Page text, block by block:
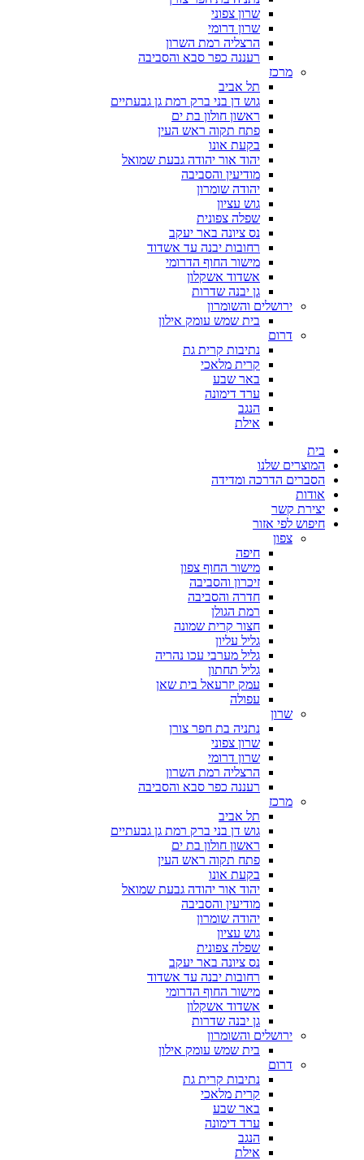
שרון צפוני
שרון דרומי
הרצליה רמת השרון
רעננה כפר סבא והסביבה
מרכז
תל אביב
גוש דן בני ברק רמת גן גבעתיים
ראשון חולון בת ים
פתח תקוה ראש העין
בקעת אונו
יהוד אור יהודה גבעת שמואל
מודיעין והסביבה
יהודה שומרון
גוש עציון
שפלה צפונית
נס ציונה באר יעקב
רחובות יבנה עד אשדוד
מישור החוף הדרומי
אשדוד אשקלון
גן יבנה שדרות
ירושלים והשומרון
בית שמש עומק אילון
דרום
נתיבות קרית גת
קרית מלאכי
באר שבע
ערד דימונה
הנגב
אילת
בית
המוצרים שלנו
הסברים הדרכה ומדידה
אודות
יצירת קשר
חיפוש לפי אזור
צפון
חיפה
מישור החוף צפון
זיכרון והסביבה
חדרה והסביבה
רמת הגולן
חצור קרית שמונה
גליל עליון
גליל מערבי עכו נהריה
גליל תחתון
עמק יזרעאל בית שאן
עפולה
שרון
נתניה בת חפר צורן
שרון צפוני
שרון דרומי
הרצליה רמת השרון
רעננה כפר סבא והסביבה
מרכז
תל אביב
גוש דן בני ברק רמת גן גבעתיים
ראשון חולון בת ים
פתח תקוה ראש העין
בקעת אונו
יהוד אור יהודה גבעת שמואל
מודיעין והסביבה
יהודה שומרון
גוש עציון
שפלה צפונית
נס ציונה באר יעקב
רחובות יבנה עד אשדוד
מישור החוף הדרומי
אשדוד אשקלון
גן יבנה שדרות
ירושלים והשומרון
בית שמש עומק אילון
דרום
נתיבות קרית גת
קרית מלאכי
באר שבע
ערד דימונה
הנגב
אילת